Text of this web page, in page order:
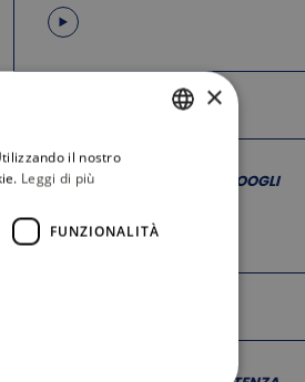
INTERVISTE A PALERMO: MOOGLI
×
il nostro
Leggi di più
FUNZIONALITÀ